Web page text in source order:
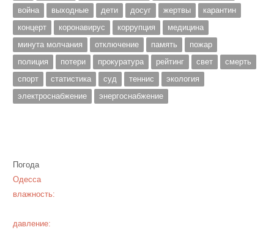
война
выходные дети досуг жертвы
карантин
концерт
коронавирус коррупция
медицина
минута молчания
отключение память
пожар
полиция
потери прокуратура рейтинг свет
смерть
спорт
статистика суд теннис
экология
электроснабжение
энергоснабжение
Погода
Одесса
влажность:
давление: